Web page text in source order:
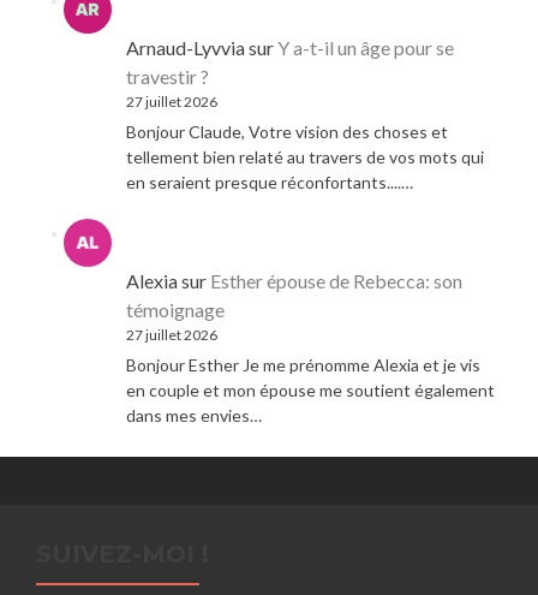
Arnaud-LyvviasurY a-t-il un âge pour se
travestir ?
27 juillet 2026
Bonjour Claude, Votre vision des choses et
tellement bien relaté au travers de vos mots qui
en seraient presque réconfortants....…
Alexiasur Esther épouse de Rebecca: son
témoignage
27 juillet 2026
Bonjour Esther Je me prénomme Alexia et je vis
en couple et mon épouse me soutient également
dans mes envies…